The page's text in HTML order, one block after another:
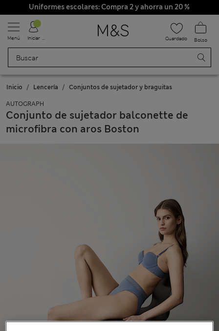
Uniformes escolares: Compra 2 y ahorra un 20 %
Menú Iniciar sesión Guardado Bolso
Inicio Lencería Conjuntos de sujetador y braguitas
AUTOGRAPH
Conjunto de sujetador balconette de
microfibra con aros Boston